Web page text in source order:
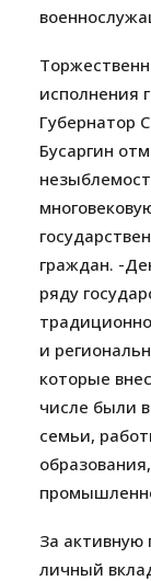
исполнения
Губернатор
Бусаргин
граждан. -
ряду
и
которые
числе были
семьи,
За
личный